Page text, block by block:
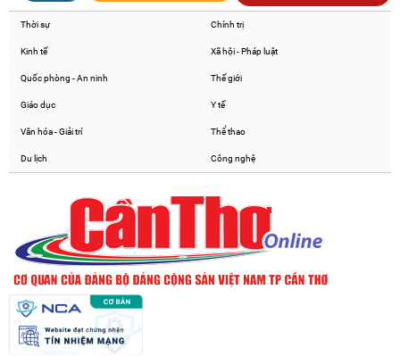
Thời sự Chính trị
Kinh tế Xã hội - Pháp luật
Quốc phòng - An ninh Thế giới
Giáo dục Y tế
Văn hóa - Giải trí Thể thao
Du lịch Công nghệ